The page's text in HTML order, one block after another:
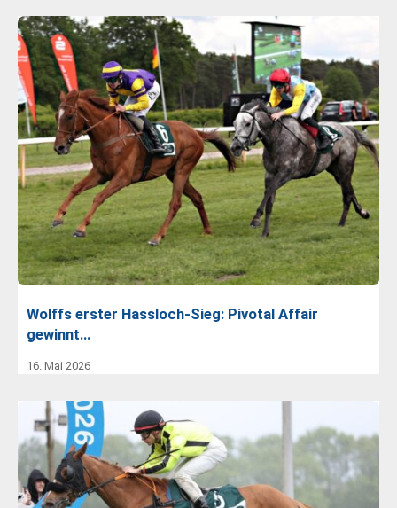
Wolffs erster Hassloch-Sieg: Pivotal Affair
gewinnt…
16. Mai 2026